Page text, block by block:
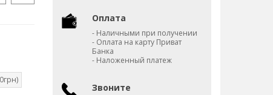
Оплата
- Наличными при получении
- Оплата на карту Приват
Банка
- Наложенный платеж
Звоните